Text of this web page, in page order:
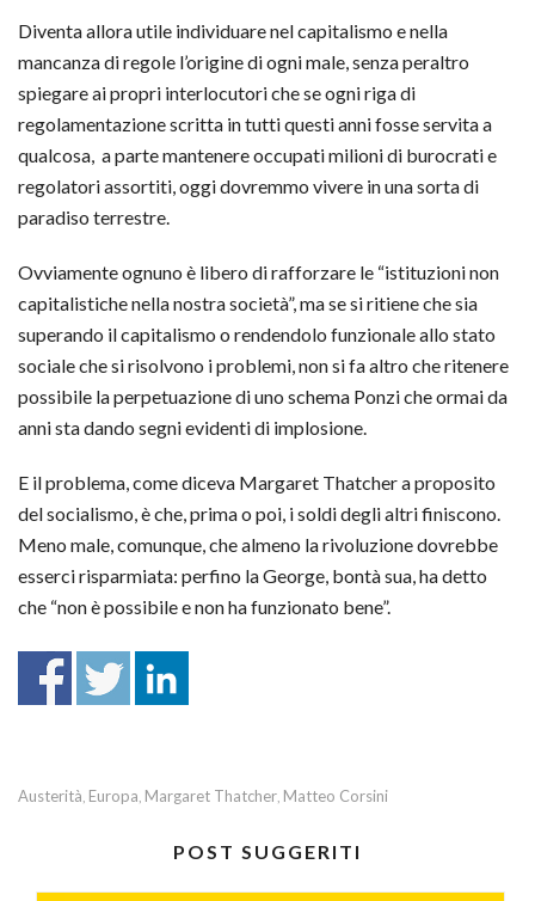
Diventa allora utile individuare nel capitalismo e nella
mancanza di regole l’origine di ogni male, senza peraltro
spiegare ai propri interlocutori che se ogni riga di
regolamentazione scritta in tutti questi anni fosse servita a
qualcosa, a parte mantenere occupati milioni di burocrati e
regolatori assortiti, oggi dovremmo vivere in una sorta di
paradiso terrestre.
Ovviamente ognuno è libero di rafforzare le “istituzioni non
capitalistiche nella nostra società”, ma se si ritiene che sia
superando il capitalismo o rendendolo funzionale allo stato
sociale che si risolvono i problemi, non si fa altro che ritenere
possibile la perpetuazione di uno schema Ponzi che ormai da
anni sta dando segni evidenti di implosione.
E il problema, come diceva Margaret Thatcher a proposito
del socialismo, è che, prima o poi, i soldi degli altri finiscono.
Meno male, comunque, che almeno la rivoluzione dovrebbe
esserci risparmiata: perfino la George, bontà sua, ha detto
che “non è possibile e non ha funzionato bene”.
Austerità, Europa, Margaret Thatcher, Matteo Corsini
POST SUGGERITI